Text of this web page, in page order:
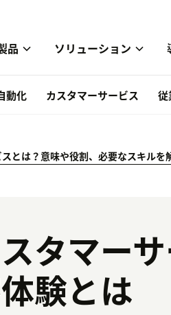
品 ソリューション
動化 カスタマーサービス 従
とは？意味や役割、必要なスキルを
タマー
験とは